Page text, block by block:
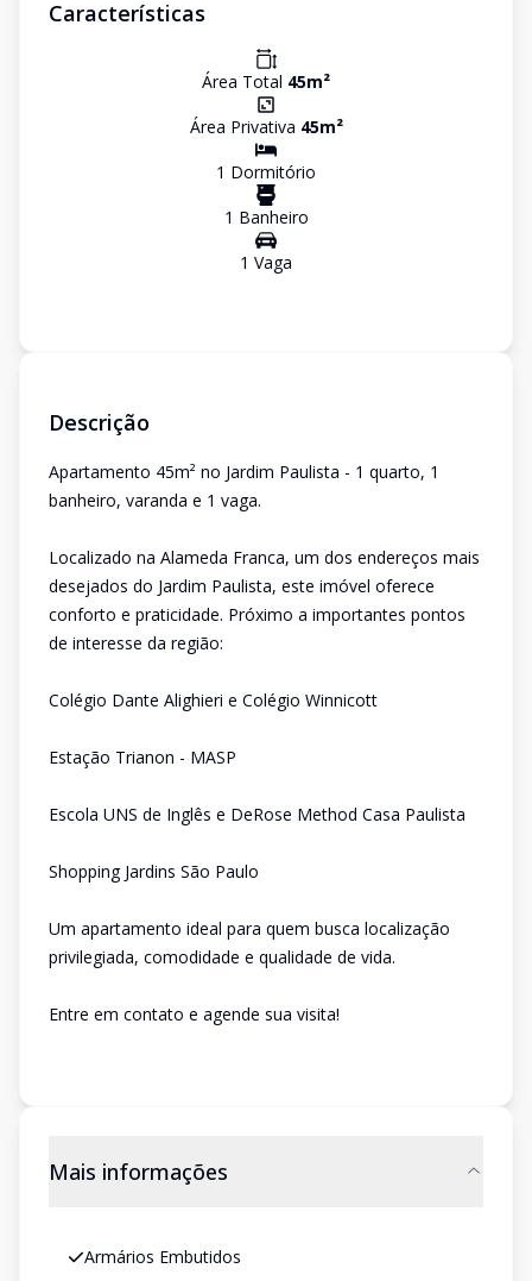
Características
Área Total 45m²
Área Privativa 45m²
1 Dormitório
1 Banheiro
1 Vaga
Descrição
Apartamento 45m² no Jardim Paulista - 1 quarto, 1
banheiro, varanda e 1 vaga.
Localizado na Alameda Franca, um dos endereços mais
desejados do Jardim Paulista, este imóvel oferece
conforto e praticidade. Próximo a importantes pontos
de interesse da região:
Colégio Dante Alighieri e Colégio Winnicott
Estação Trianon - MASP
Escola UNS de Inglês e DeRose Method Casa Paulista
Shopping Jardins São Paulo
Um apartamento ideal para quem busca localização
privilegiada, comodidade e qualidade de vida.
Entre em contato e agende sua visita!
Mais informações
Armários Embutidos